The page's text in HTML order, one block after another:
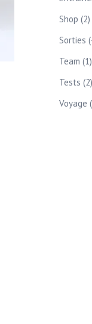
Shop (2)
Sorties
Team (1)
Tests (2)
Voyage